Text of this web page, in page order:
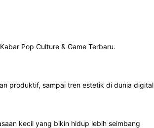
Pop Culture & Game Terbaru.
produktif, sampai tren estetik di dunia digital
kecil yang bikin hidup lebih seimbang